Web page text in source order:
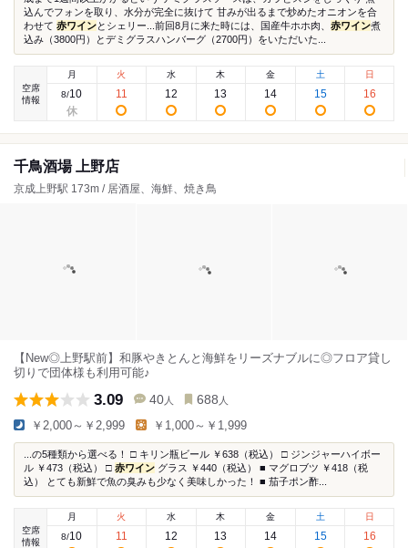
込んでフォンを取り、水分が完全に抜けて 甘みが出るまで炒めたオニオンを合
わせて 赤ワインとシェリー...前回8月に来た時には、国産牛ホホ肉、 赤ワイン煮
込み（3800円）とデミグラスハンバーグ（2700円）をいただいた...
空席
情報
月
8/10
火
11
水
12
木
13
金
14
土
15
日
16
千鳥酒場 上野店
京成上野駅 173m / 居酒屋、海鮮、焼き鳥
【New◎上野駅前】和豚やきとんと海鮮をリーズナブルに◎フロア貸し
切りで団体様も利用可能♪
3.09 40 人 688 人
￥2,000～￥2,999 ￥1,000～￥1,999
...の5種類から選べる！ □ キリン瓶ビール ￥638（税込） □ ジンジャーハイボー
ル ￥473（税込） □ 赤ワイン グラス ￥440（税込） ■ マグロブツ ￥418（税
込） とても新鮮で魚の臭みも少なく美味しかった！ ■ 茄子ポン酢...
空席
情報
月
8/10
火
11
水
12
木
13
金
14
土
15
日
16